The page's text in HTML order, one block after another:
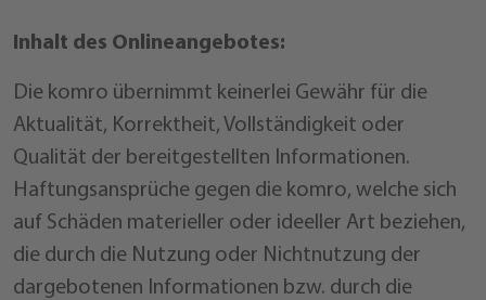
Inhalt des Onlineangebotes:
Die komro übernimmt keinerlei Gewähr für die
Aktualität, Korrektheit, Vollständigkeit oder
Qualität der bereitgestellten Informationen.
Haftungsansprüche gegen die komro, welche sich
auf Schäden materieller oder ideeller Art beziehen,
die durch die Nutzung oder Nichtnutzung der
dargebotenen Informationen bzw. durch die